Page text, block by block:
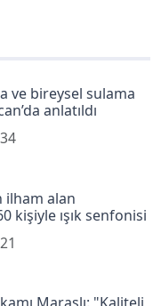
ve bireysel sulama
anlatıldı
ilham alan
kişiyle ışık senfonisi